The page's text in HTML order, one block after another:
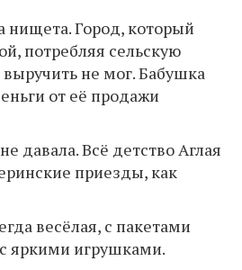
нищета. Город, который
потребляя сельскую
не мог. Бабушка
от её продажи
давала. Всё детство Аглая
приезды, как
весёлая, с пакетами
яркими игрушками.